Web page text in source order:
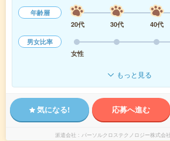
年齢層
20代
30代 40代
男女比率
女性
もっと見る
気になる! 応募へ進む
派遣会社 パーソルクロステクノロジー株式会